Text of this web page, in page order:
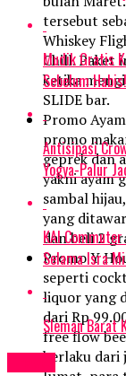
tersebut
Whiskey
Chill. Paket
ketika
SLIDE bar.
Promo
promo
geprek dan
yakni ayam
sambal
yang
dan beli 2
Promo Y
seperti
liquor yang
dari Rp
free flow
berlaku dari
Mudik Gratis
Sebelum Habis!
Antisipasi
Yogya-Palur
KAI
Selama Isra
Sleman Barat